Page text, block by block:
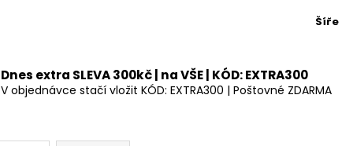
Dnes extra SLEVA 300kč | na VŠE | KÓD: EXTRA300
V objednávce stačí vložit KÓD: EXTRA300 | Poštovné ZDARMA